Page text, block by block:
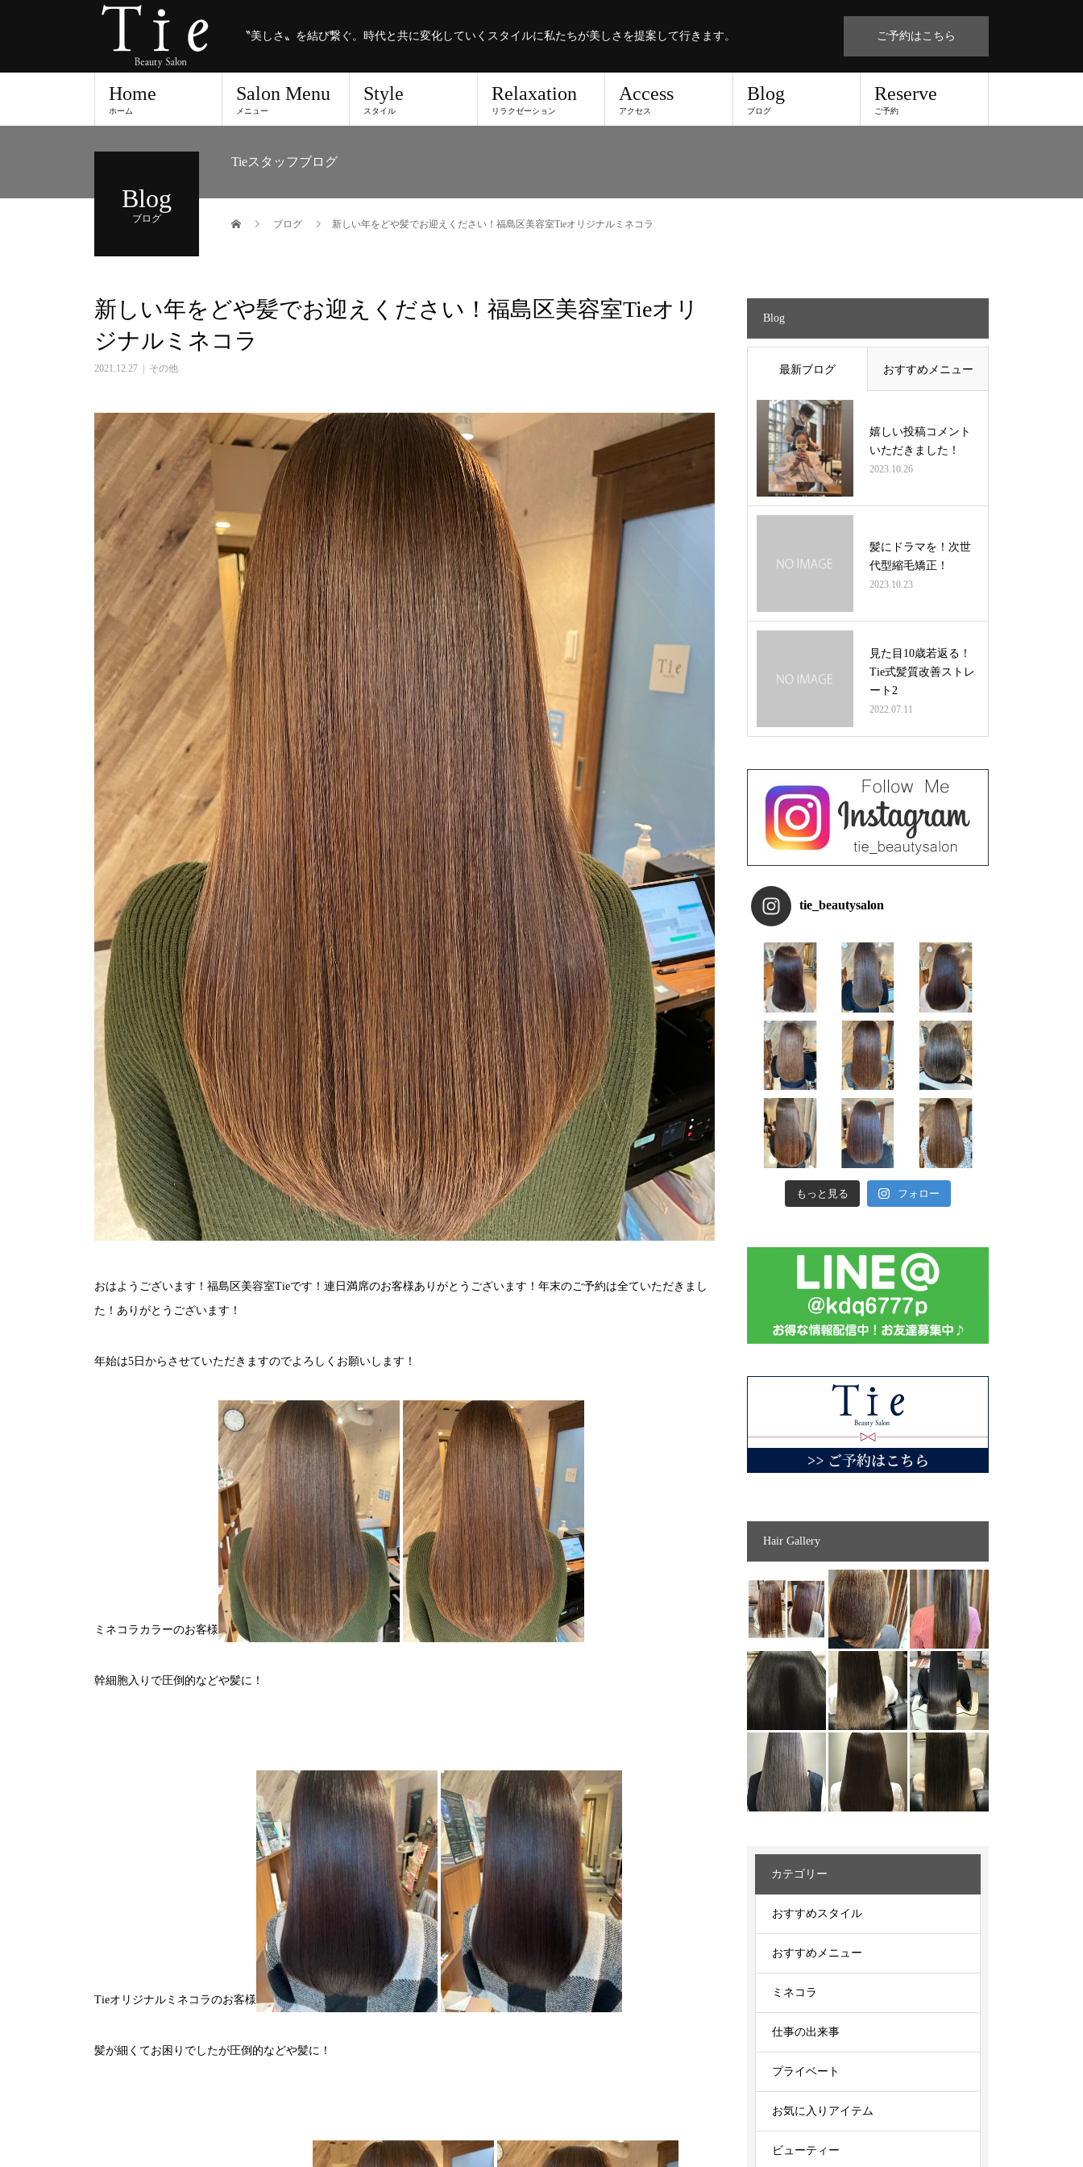
〝美しさ〟を結び繋ぐ。時代と共に変化していくスタイルに私たちが美しさを提案して行きます。 ご予約はこちら
Home
ホーム
Salon Menu
メニュー
Style
スタイル
Relaxation
リラクゼーション
Access
アクセス
Blog
ブログ
Reserve
ご予約
Blog
ブログ
Tieスタッフブログ
ブログ 新しい年をどや髪でお迎えください！福島区美容室Tieオリジナルミネコラ
新しい年をどや髪でお迎えください！福島区美容室Tieオリ
ジナルミネコラ
2021.12.27 その他
おはようございます！福島区美容室Tieです！連日満席のお客様ありがとうございます！年末のご予約は全ていただきまし
た！ありがとうございます！
年始は5日からさせていただきますのでよろしくお願いします！
ミネコラカラーのお客様
幹細胞入りで圧倒的などや髪に！
Tieオリジナルミネコラのお客様
髪が細くてお困りでしたが圧倒的などや髪に！
Blog
最新ブログ おすすめメニュー
嬉しい投稿コメント
いただきました！
2023.10.26
髪にドラマを！次世
代型縮毛矯正！
2023.10.23
見た目10歳若返る！
Tie式髪質改善ストレ
ート2
2022.07.11
tie_beautysalon
もっと見る フォロー
Hair Gallery
カテゴリー
おすすめスタイル
おすすめメニュー
ミネコラ
仕事の出来事
プライベート
お気に入りアイテム
ビューティー